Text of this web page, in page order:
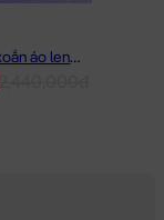
Gấu Teddy lông xoắn áo len Choco 2m - Hàng Nhập